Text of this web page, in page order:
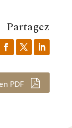
Partagez
PDF